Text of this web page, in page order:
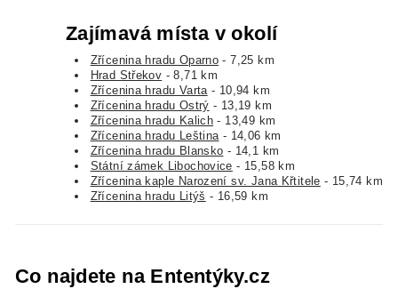
Zajímavá místa v okolí
Zřícenina hradu Oparno - 7,25 km
Hrad Střekov - 8,71 km
Zřícenina hradu Varta - 10,94 km
Zřícenina hradu Ostrý - 13,19 km
Zřícenina hradu Kalich - 13,49 km
Zřícenina hradu Leština - 14,06 km
Zřícenina hradu Blansko - 14,1 km
Státní zámek Libochovice - 15,58 km
Zřícenina kaple Narození sv. Jana Křtitele - 15,74 km
Zřícenina hradu Litýš - 16,59 km
Co najdete na Ententýky.cz